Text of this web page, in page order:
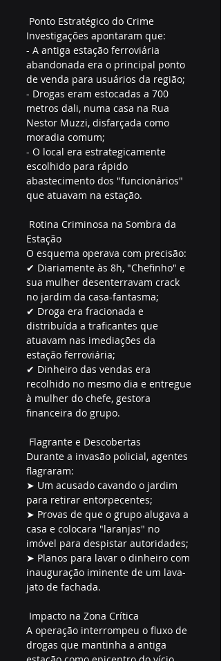
Ponto Estratégico do Crime
Investigações apontaram que:
- A antiga estação ferroviária
abandonada era o principal ponto
de venda para usuários da região;
- Drogas eram estocadas a 700
metros dali, numa casa na Rua
Nestor Muzzi, disfarçada como
moradia comum;
- O local era estrategicamente
escolhido para rápido
abastecimento dos "funcionários"
que atuavam na estação.
Estação
O esquema operava com precisão:
✔ Diariamente às 8h, "Chefinho" e
sua mulher desenterravam crack
no jardim da casa-fantasma;
✔ Droga era fracionada e
distribuída a traficantes que
atuavam nas imediações da
estação ferroviária;
✔ Dinheiro das vendas era
recolhido no mesmo dia e entregue
à mulher do chefe, gestora
financeira do grupo.
Flagrante e Descobertas
Durante a invasão policial, agentes
flagraram:
➤ Um acusado cavando o jardim
para retirar entorpecentes;
➤ Provas de que o grupo alugava a
casa e colocara "laranjas" no
imóvel para despistar autoridades;
➤ Planos para lavar o dinheiro com
inauguração iminente de um lava-
jato de fachada.
Impacto na Zona Crítica
A operação interrompeu o fluxo de
drogas que mantinha a antiga